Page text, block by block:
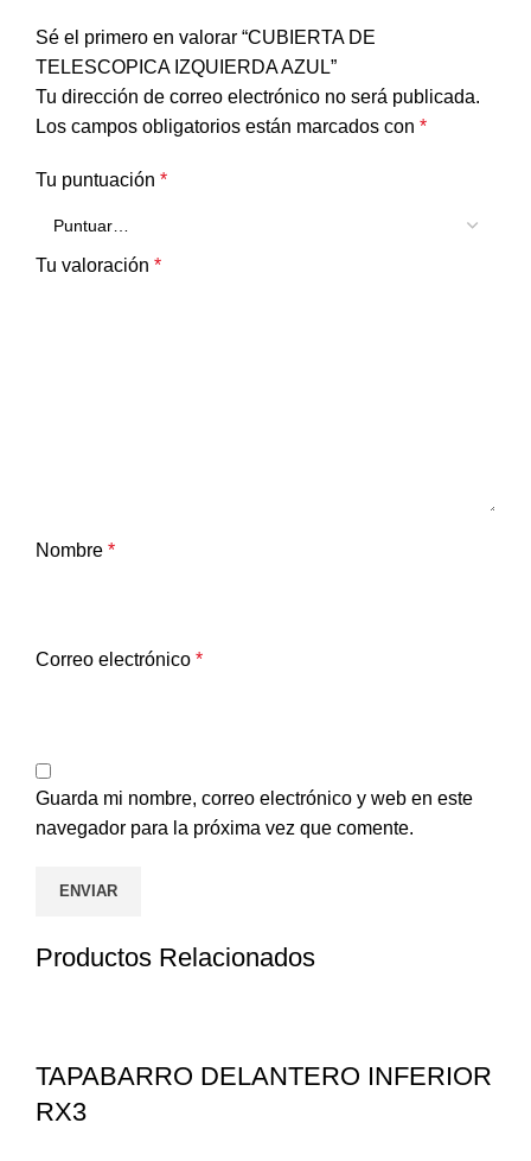
Sé el primero en valorar “CUBIERTA DE
TELESCOPICA IZQUIERDA AZUL”
Tu dirección de correo electrónico no será publicada.
Los campos obligatorios están marcados con *
Tu puntuación *
Tu valoración *
Nombre *
Correo electrónico *
Guarda mi nombre, correo electrónico y web en este
navegador para la próxima vez que comente.
Productos Relacionados
TAPABARRO DELANTERO INFERIOR
RX3